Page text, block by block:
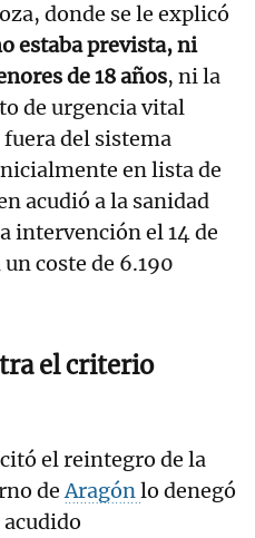
donde se le explicó
estaba prevista, ni
de 18 años, ni la
de urgencia vital
del sistema
en lista de
acudió a la sanidad
intervención el 14 de
coste de 6.190
el criterio
el reintegro de la
deAragónlo denegó